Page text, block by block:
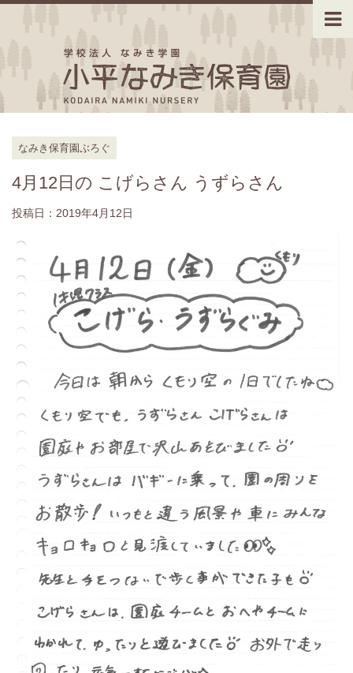
なみき保育園ぶろぐ
4月12日の こげらさん うずらさん
投稿日： 2019年4月12日